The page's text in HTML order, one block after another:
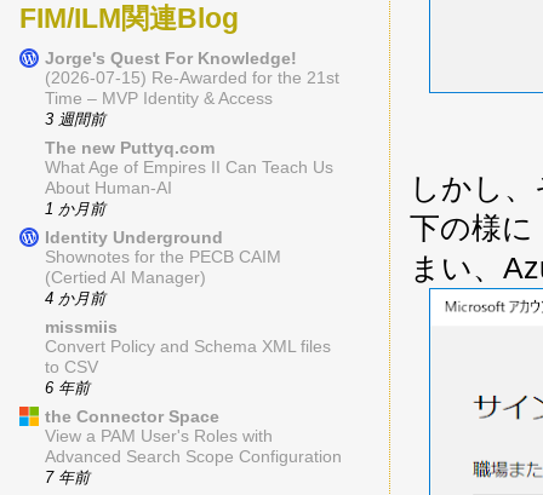
しかし
下の様
まい、
FIM/ILM関連Blog
Jorge's Quest For Knowledge!
(2026-07-15) Re-Awarded for the 21st
Time – MVP Identity & Access
3 週間前
The new Puttyq.com
What Age of Empires II Can Teach Us
About Human-AI
1 か月前
Identity Underground
Shownotes for the PECB CAIM
(Certied AI Manager)
4 か月前
missmiis
Convert Policy and Schema XML files
to CSV
6 年前
the Connector Space
View a PAM User's Roles with
Advanced Search Scope Configuration
7 年前